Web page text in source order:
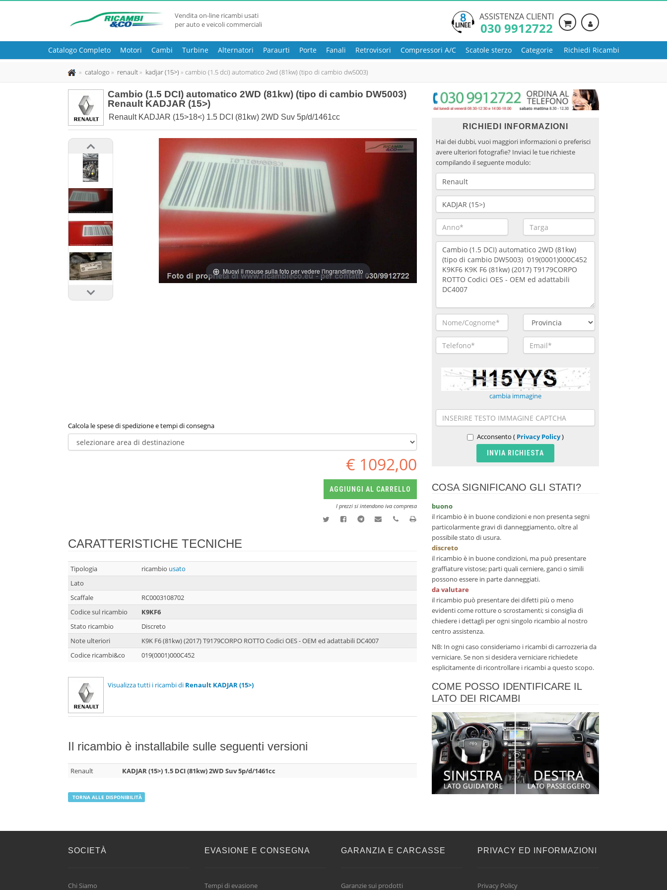
Vendita on-line ricambi usati
per auto e veicoli commerciali
ASSISTENZA CLIENTI
030 9912722
Catalogo Completo Motori Cambi Turbine Alternatori Paraurti Porte Fanali Retrovisori Compressori A/C Scatole sterzo Categorie Richiedi Ricambi
catalogo renault kadjar (15>) cambio (1.5 dci) automatico 2wd (81kw) (tipo di cambio dw5003)
Cambio (1.5 DCI) automatico 2WD (81kw) (tipo di cambio DW5003)
Renault KADJAR (15>)
Renault KADJAR (15>18<) 1.5 DCI (81kw) 2WD Suv 5p/d/1461cc
Muovi il mouse sulla foto per vedere l'ingrandimento
Calcola le spese di spedizione e tempi di consegna
€ 1092,00
AGGIUNGI AL CARRELLO
I prezzi si intendono iva compresa
CARATTERISTICHE TECNICHE
Tipologia ricambio usato
Lato
Scaffale
RC0003108702
Codice sul ricambio
K9KF6
Stato ricambio
Discreto
Note ulteriori
K9K F6 (81kw) (2017) T9179CORPO ROTTO Codici OES - OEM ed adattabili DC4007
Codice ricambi&co
019(0001)000C452
Visualizza tutti i ricambi di Renault KADJAR (15>)
Il ricambio è installabile sulle seguenti versioni
Renault KADJAR (15>) 1.5 DCI (81kw) 2WD Suv 5p/d/1461cc
TORNA ALLE DISPONIBILITÀ
RICHIEDI INFORMAZIONI
Hai dei dubbi, vuoi maggiori informazioni o preferisci
avere ulteriori fotografie? Inviaci le tue richieste
compilando il seguente modulo:
cambia immagine
Acconsento ( Privacy Policy)
COSA SIGNIFICANO GLI STATI?
buono
il ricambio è in buone condizioni e non presenta segni
particolarmente gravi di danneggiamento, oltre al
possibile stato di usura.
discreto
il ricambio è in buone condizioni, ma può presentare
graffiature vistose; parti quali cerniere, ganci o simili
possono essere in parte danneggiati.
da valutare
il ricambio può presentare dei difetti più o meno
evidenti come rotture o scrostamenti; si consiglia di
chiedere i dettagli per ogni singolo ricambio al nostro
centro assistenza.
NB: In ogni caso consideriamo i ricambi di carrozzeria da
verniciare. Se non si desidera verniciare richiedete
esplicitamente di ricontrollare i ricambi a questo scopo.
COME POSSO IDENTIFICARE IL
LATO DEI RICAMBI
SOCIETÀ
Chi Siamo
EVASIONE E CONSEGNA
Tempi di evasione
GARANZIA E CARCASSE
Garanzie sui prodotti
PRIVACY ED INFORMAZIONI
Privacy Policy